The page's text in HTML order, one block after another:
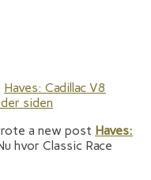
Haves: Cadillac V8
siden
a new post Haves:
hvor Classic Race